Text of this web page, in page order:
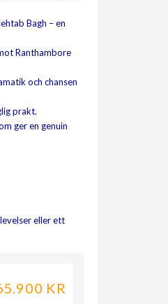
Bagh – en
Ranthambore
och chansen
prakt.
ger en genuin
eller ett
KR